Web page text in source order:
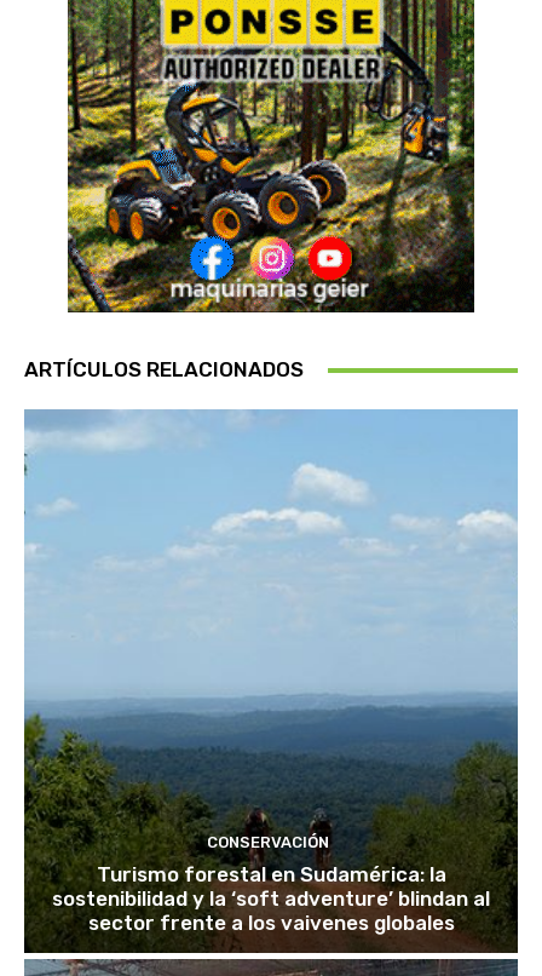
ARTÍCULOS RELACIONADOS
CONSERVACIÓN
Turismo forestal en Sudamérica: la
sostenibilidad y la ‘soft adventure’ blindan al
sector frente a los vaivenes globales